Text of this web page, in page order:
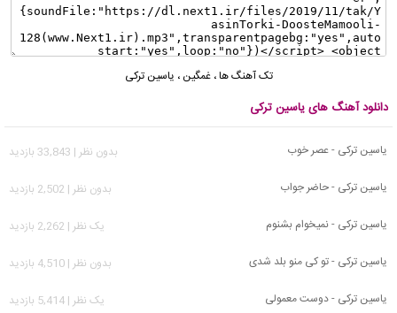
تک آهنگ ها،غمگین ، یاسین ترکی
دانلود آهنگ های یاسین ترکی
یاسین ترکی - عصر خوب
بدون نظر | 33,843 بازدید
یاسین ترکی - حاضر جواب
بدون نظر | 2,502 بازدید
یاسین ترکی - نمیخوام بشنوم
يک نظر | 2,262 بازدید
یاسین ترکی - تو کی منو بلد شدی
بدون نظر | 4,510 بازدید
یاسین ترکی - دوست معمولی
يک نظر | 5,414 بازدید